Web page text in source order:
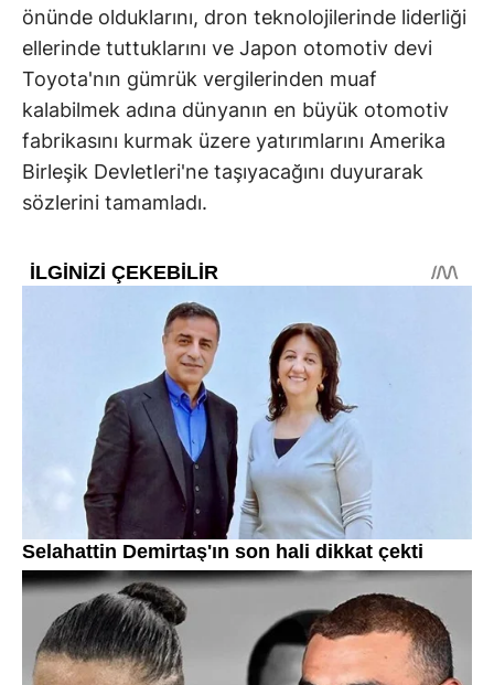
önünde olduklarını, dron teknolojilerinde liderliği
ellerinde tuttuklarını ve Japon otomotiv devi
Toyota'nın gümrük vergilerinden muaf
kalabilmek adına dünyanın en büyük otomotiv
fabrikasını kurmak üzere yatırımlarını Amerika
Birleşik Devletleri'ne taşıyacağını duyurarak
sözlerini tamamladı.